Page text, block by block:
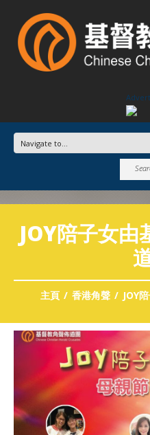
JOY陪子女由
主頁 香港角聲 JOY